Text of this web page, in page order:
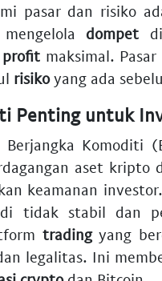
pasar dan risiko
dompet
profit maksimal.
risikoyang ada
Penting untuk
Berjangka Komoditi
aset kripto
keamanan
tidak stabil dan
tradingyang
legalitas. Ini